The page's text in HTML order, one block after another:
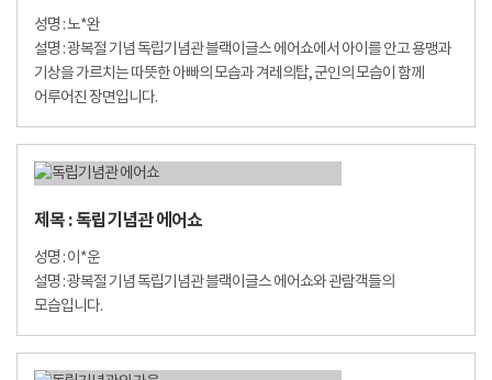
성명 : 노*완
설명 : 광복절 기념 독립기념관 블랙이글스 에어쇼에서 아이를 안고 용맹과
기상을 가르치는 따뜻한 아빠의 모습과 겨레의탑, 군인의 모습이 함께
어루어진 장면입니다.
제목 : 독립기념관 에어쇼
성명 : 이*운
설명 : 광복절 기념 독립기념관 블랙이글스 에어쇼와 관람객들의
모습입니다.